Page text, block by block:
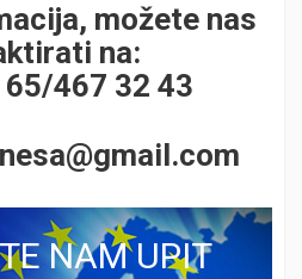
možete nas
na:
65/467 32 43
NAM UPIT